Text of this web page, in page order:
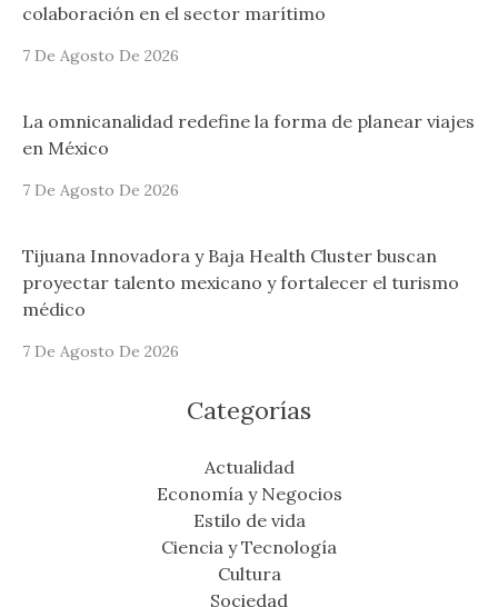
colaboración en el sector marítimo
7 De Agosto De 2026
La omnicanalidad redefine la forma de planear viajes
en México
7 De Agosto De 2026
Tijuana Innovadora y Baja Health Cluster buscan
proyectar talento mexicano y fortalecer el turismo
médico
7 De Agosto De 2026
Categorías
Actualidad
Economía y Negocios
Estilo de vida
Ciencia y Tecnología
Cultura
Sociedad